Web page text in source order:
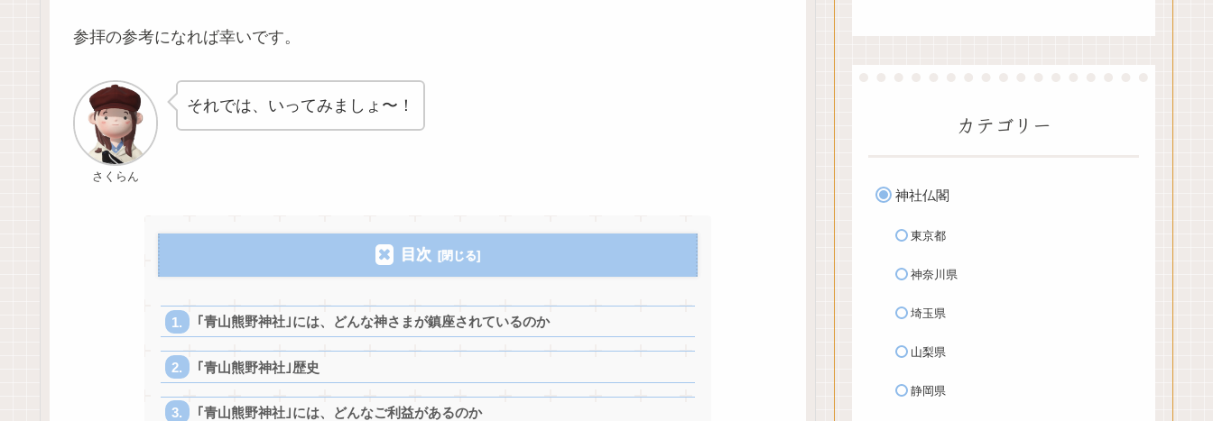
参拝の参考になれば幸いです。
さくらん
それでは、いってみましょ〜！
目次
｢青山熊野神社｣には、どんな神さまが鎮座されているのか
｢青山熊野神社｣歴史
｢青山熊野神社｣には、どんなご利益があるのか
カテゴリー
神社仏閣
東京都
神奈川県
埼玉県
山梨県
静岡県